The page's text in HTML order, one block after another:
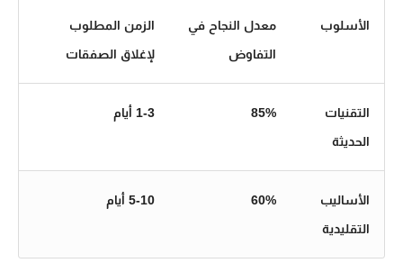
الأسلوب
معدل النجاح في
التفاوض
الزمن المطلوب
لإغلاق الصفقات
التقنيات
الحديثة
85% 1-3 أيام
الأساليب
التقليدية
60% 5-10 أيام